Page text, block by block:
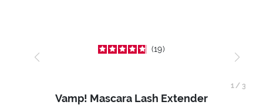
19
Vamp! Mascara Lash Extender
1/ 3